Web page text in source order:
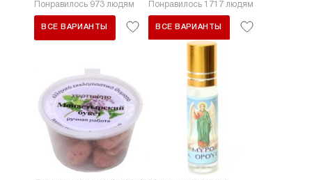
Понравилось 973 людям
ВСЕ ВАРИАНТЫ
Понравилось 1717 людям
ВСЕ ВАРИАНТЫ